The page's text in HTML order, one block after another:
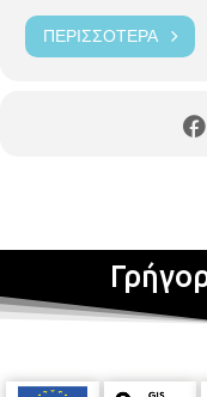
ΠΕΡΙΣΣΌΤΕΡΑ